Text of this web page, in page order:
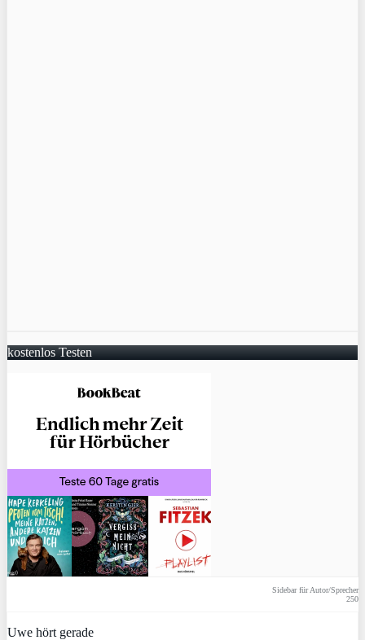
kostenlos Testen
Sidebar für Autor/Sprecher
250
Uwe hört gerade